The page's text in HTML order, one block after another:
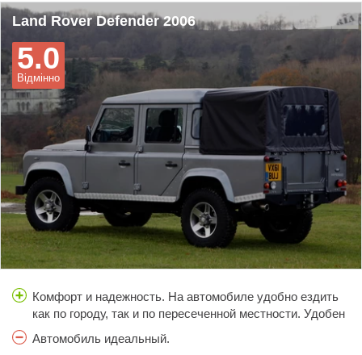
Land Rover Defender 2006
Відмінно
5.0
Комфорт и надежность. На автомобиле удобно ездить
как по городу, так и по пересеченной местности. Удобен
летом не холодно.
Автомобиль идеальный.